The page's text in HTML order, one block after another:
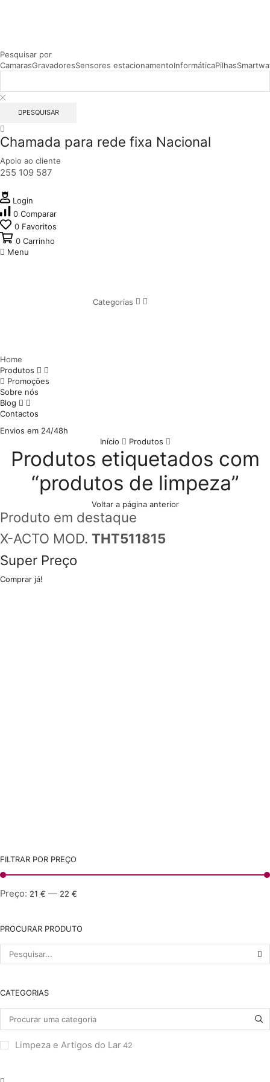
Pesquisar por
CamarasGravadoresSensores estacionamentoInformáticaPilhas
PESQUISAR
Chamada para rede fixa Nacional
Apoio ao cliente
255 109 587
Login
0 Comparar
0 Favoritos
0 Carrinho
Menu
Categorias
Home
Produtos
Promoções
Sobre nós
Blog
Contactos
Envios em 24/48h
Início
Produtos
Produtos etiquetados com
“produtos de limpeza”
Voltar a página anterior
Produto em destaque
X-ACTO MOD. THT511815
Super Preço
Comprar já!
FILTRAR POR PREÇO
Preço: 21 € — 22 €
PROCURAR PRODUTO
Pesquisar
CATEGORIAS
Limpeza e Artigos do Lar 42